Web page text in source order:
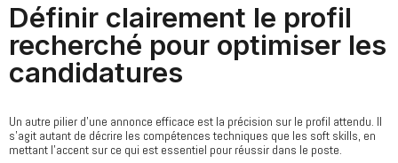
Définir clairement le profil
recherché pour optimiser les
candidatures
Un autre pilier d’une annonce efficace est la précision sur le profil attendu. Il
s’agit autant de décrire les compétences techniques que les soft skills, en
mettant l’accent sur ce qui est essentiel pour réussir dans le poste.